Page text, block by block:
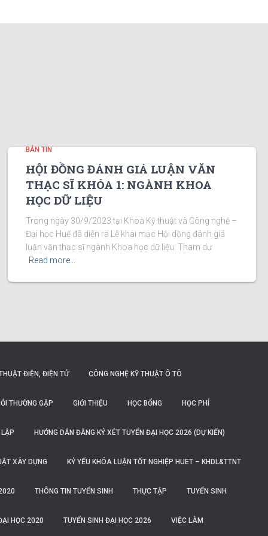
BẢN TIN
HỘI ĐỒNG ĐÁNH GIÁ LUẬN VĂN
THẠC SĨ KHÓA 1: NGÀNH KHOA
HỌC DỮ LIỆU
Trong ngày 30/9/2023 tại Khoa Kỹ thuật và Công nghệ –
Đại học Huế đã diễn ra Lễ khai mạc Hội dồng đánh giá
luận văn thạc sĩ ngành Khoa học dữ liệu. Tham dự
Read more…
ĐIỆN, ĐIỆN TỬ CÔNG NGHỆ KỸ THUẬT Ô TÔ
THƯỜNG GẶP GIỚI THIỆU HỌC BỔNG HỌC PHÍ
HƯỚNG DẪN ĐĂNG KÝ XÉT TUYỂN ĐẠI HỌC 2026 (DỰ KIẾN)
XÂY DỰNG KỶ YẾU KHÓA LUẬN TỐT NGHIỆP HUET – KHDL&TTNT
THÔNG TIN TUYỂN SINH THỰC TẬP TUYỂN SINH
HỌC 2020 TUYỂN SINH ĐẠI HỌC 2026 VIỆC LÀM